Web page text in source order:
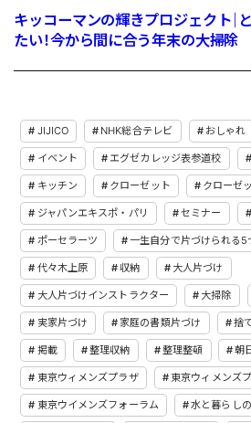
キッコーマンの輝きプロジェクト｜
たい！今から間に合う年末の大掃除
JIJICO NHK総合テレビ おしゃれ
イベント エグゼカレッジ表参道校
キッチン クローゼット クローゼ
ジャパンエキスポ・パリ セミナー
ポーセラーツ 一生自分で片づけられる5
代々木上原 収納 大人片づけ
大人片づけインストラクター 大掃除
実家片づけ 家庭の書類片づけ 捨
掲載 整理収納 整理整頓 朝
東京ウィメンズプラザ 東京ウィメンズ
東京ウイメンズフォーラム 水と暮らし